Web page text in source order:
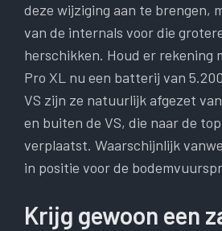
deze wijziging aan te brengen,
van de internals voor die
herschikken. Houd er rekening
Pro XL nu een batterij van
VS zijn ze natuurlijk afgezet
en buiten de VS, die naar de
verplaatst. Waarschijnlijk
in positie voor de
Krijg gewoon een